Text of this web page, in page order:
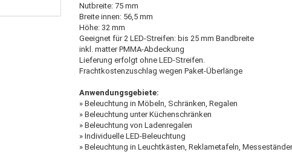
Nutbreite: 75 mm
Breite innen: 56,5 mm
Höhe: 32 mm
Geeignet für 2 LED-Streifen: bis 25 mm Bandbreite
inkl. matter PMMA-Abdeckung
Lieferung erfolgt ohne LED-Streifen.
Frachtkostenzuschlag wegen Paket-Überlänge
Anwendungsgebiete:
» Beleuchtung in Möbeln, Schränken, Regalen
» Beleuchtung unter Küchenschränken
» Beleuchtung von Ladenregalen
» Individuelle LED-Beleuchtung
» Beleuchtung in Leuchtkästen, Reklametafeln,